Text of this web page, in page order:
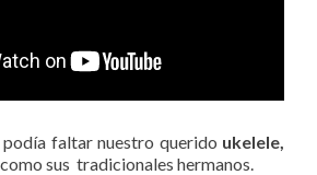
faltar nuestro querido ukelele,
sus tradicionales hermanos.